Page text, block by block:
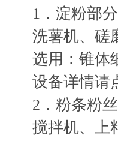
1 ．淀粉部
洗薯机、磋
选用：锥体
设备详情请
2 ．粉条粉
搅拌机、上